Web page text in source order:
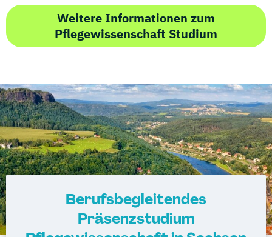
Weitere Informationen zum
Pflegewissenschaft Studium
Berufsbegleitendes
Präsenzstudium